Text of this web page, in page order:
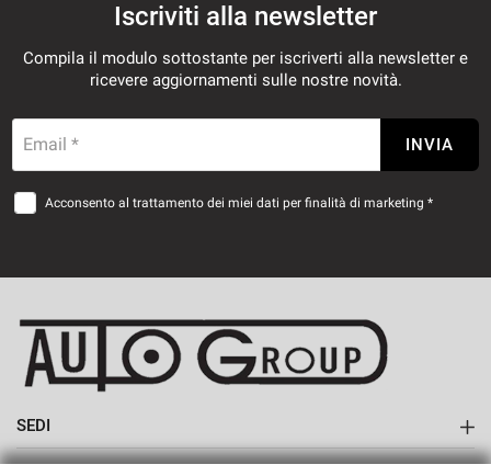
Iscriviti alla newsletter
Compila il modulo sottostante per iscriverti alla newsletter e
ricevere aggiornamenti sulle nostre novità.
Email * INVIA
Acconsento al trattamento dei miei dati per finalità di marketing *
SEDI
Sede di Monte San Savino